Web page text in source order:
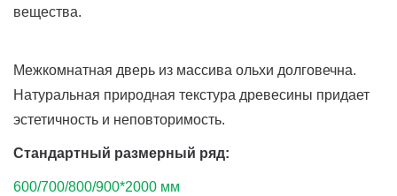
вещества.
Межкомнатная дверь из массива ольхи долговечна.
Натуральная природная текстура древесины придает
эстетичность и неповторимость.
Стандартный размерный ряд:
600/700/800/900*2000 мм